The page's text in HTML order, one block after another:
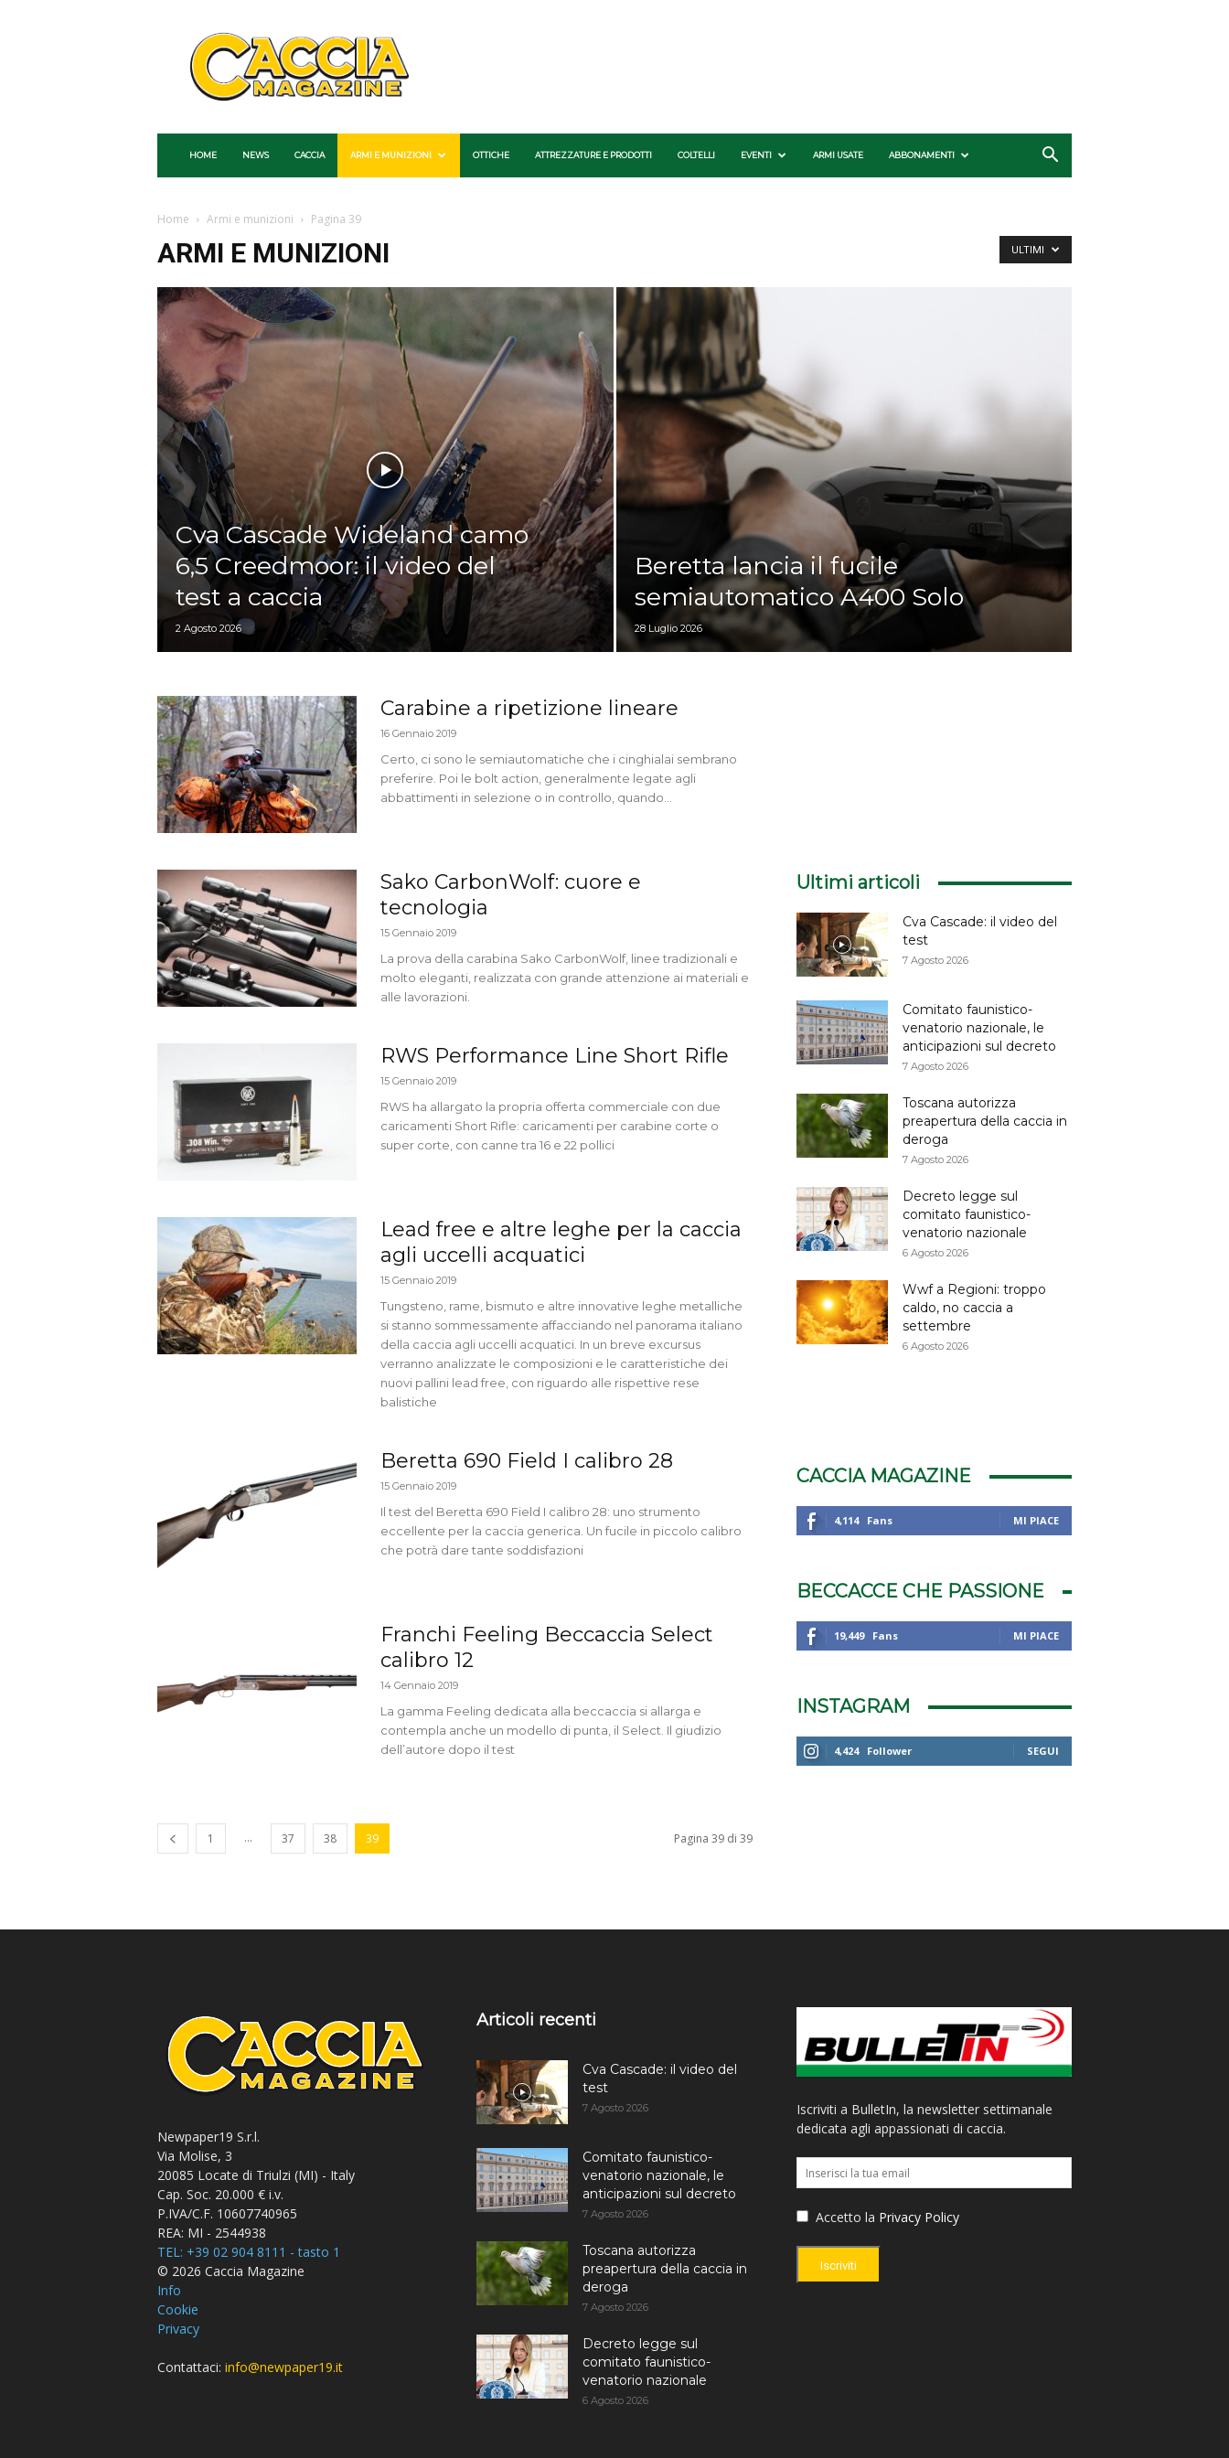
Caccia
Magazine
HOME NEWS CACCIA ARMI E MUNIZIONI OTTICHE ATTREZZATURE E PRODOTTI COLTELLI EVENTI ARMI USATE ABBONAMENTI
Home Armi e munizioni Pagina 39
ARMI E MUNIZIONI ULTIMI
Cva Cascade Wideland camo
6,5 Creedmoor: il video del
test a caccia
2 Agosto 2026
Beretta lancia il fucile
semiautomatico A400 Solo
28 Luglio 2026
Carabine a ripetizione lineare
16 Gennaio 2019
Certo, ci sono le semiautomatiche che i cinghialai sembrano
preferire. Poi le bolt action, generalmente legate agli
abbattimenti in selezione o in controllo, quando...
Sako CarbonWolf: cuore e
tecnologia
15 Gennaio 2019
La prova della carabina Sako CarbonWolf, linee tradizionali e
molto eleganti, realizzata con grande attenzione ai materiali e
alle lavorazioni.
RWS Performance Line Short Rifle
15 Gennaio 2019
RWS ha allargato la propria offerta commerciale con due
caricamenti Short Rifle: caricamenti per carabine corte o
super corte, con canne tra 16 e 22 pollici
Lead free e altre leghe per la caccia
agli uccelli acquatici
15 Gennaio 2019
Tungsteno, rame, bismuto e altre innovative leghe metalliche
si stanno sommessamente affacciando nel panorama italiano
della caccia agli uccelli acquatici. In un breve excursus
verranno analizzate le composizioni e le caratteristiche dei
nuovi pallini lead free, con riguardo alle rispettive rese
balistiche
Beretta 690 Field I calibro 28
15 Gennaio 2019
Il test del Beretta 690 Field I calibro 28: uno strumento
eccellente per la caccia generica. Un fucile in piccolo calibro
che potrà dare tante soddisfazioni
Franchi Feeling Beccaccia Select
calibro 12
14 Gennaio 2019
La gamma Feeling dedicata alla beccaccia si allarga e
contempla anche un modello di punta, il Select. Il giudizio
dell’autore dopo il test
1 ... 37 38 39 Pagina 39 di 39
Ultimi articoli
Cva Cascade: il video del
test
7 Agosto 2026
Comitato faunistico-
venatorio nazionale, le
anticipazioni sul decreto
7 Agosto 2026
Toscana autorizza
preapertura della caccia in
deroga
7 Agosto 2026
Decreto legge sul
comitato faunistico-
venatorio nazionale
6 Agosto 2026
Wwf a Regioni: troppo
caldo, no caccia a
settembre
6 Agosto 2026
CACCIA MAGAZINE
4,114 Fans MI PIACE
BECCACCE CHE PASSIONE
19,449 Fans MI PIACE
INSTAGRAM
4,424 Follower SEGUI
Newpaper19 S.r.l.
Via Molise, 3
20085 Locate di Triulzi (MI) - Italy
Cap. Soc. 20.000 € i.v.
P.IVA/C.F. 10607740965
REA: MI - 2544938
TEL: +39 02 904 8111 - tasto 1
© 2026 Caccia Magazine
Info
Cookie
Privacy
Contattaci: info@newpaper19.it
Articoli recenti
Cva Cascade: il video del
test
7 Agosto 2026
Comitato faunistico-
venatorio nazionale, le
anticipazioni sul decreto
7 Agosto 2026
Toscana autorizza
preapertura della caccia in
deroga
7 Agosto 2026
Decreto legge sul
comitato faunistico-
venatorio nazionale
6 Agosto 2026
Iscriviti a BulletIn, la newsletter settimanale
dedicata agli appassionati di caccia.
Accetto la Privacy Policy
Iscriviti